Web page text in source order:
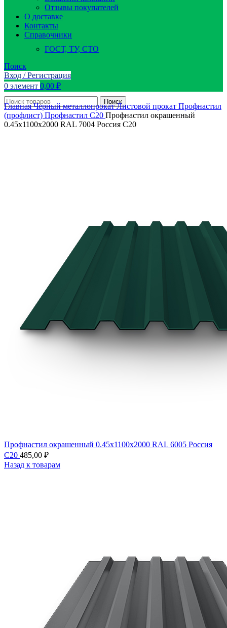
Отзывы покупателей
О доставке
Контакты
Справочники
ГОСТ, ТУ, СТО
Поиск
Вход / Регистрация
0 элемент 0,00 ₽
Поиск
ГлавнаяЧерный металлопрокатЛистовой прокат Профнастил
(профлист) Профнастил С20 Профнастил окрашенный
0.45х1100х2000 RAL 7004 Россия С20
Профнастил окрашенный 0.45х1100х2000 RAL 6005 Россия
С20 485,00 ₽
Назад к товарам